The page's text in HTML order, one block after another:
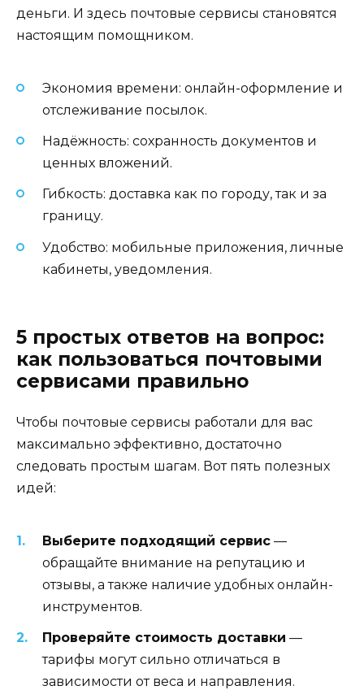
деньги. И здесь почтовые сервисы становятся
настоящим помощником.
Экономия времени: онлайн-оформление и
отслеживание посылок.
Надёжность: сохранность документов и
ценных вложений.
Гибкость: доставка как по городу, так и за
границу.
Удобство: мобильные приложения, личные
кабинеты, уведомления.
5 простых ответов на вопрос:
как пользоваться почтовыми
сервисами правильно
Чтобы почтовые сервисы работали для вас
максимально эффективно, достаточно
следовать простым шагам. Вот пять полезных
идей:
Выберите подходящий сервис —
обращайте внимание на репутацию и
отзывы, а также наличие удобных онлайн-
инструментов.
Проверяйте стоимость доставки —
тарифы могут сильно отличаться в
зависимости от веса и направления.